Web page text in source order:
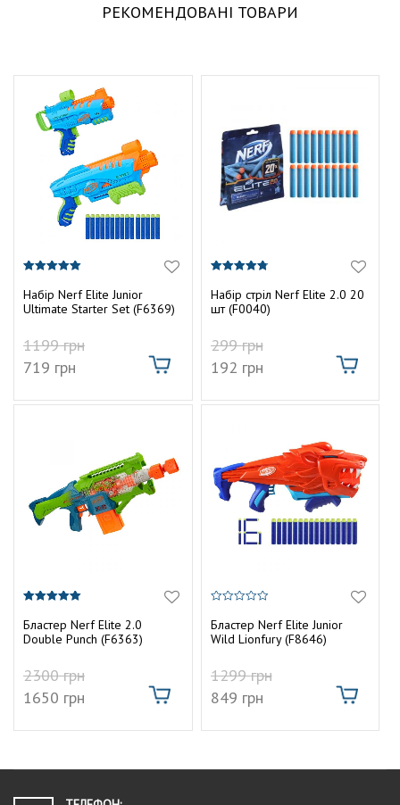
РЕКОМЕНДОВАНІ ТОВАРИ
з 5
Набір Nerf Elite Junior
Ultimate Starter Set (F6369)
1199грн
719 грн
з 5
Набір стріл Nerf Elite 2.0 20
шт (F0040)
299грн
192 грн
з 5
Бластер Nerf Elite 2.0
Double Punch (F6363)
2300грн
1650 грн
з
5
Бластер Nerf Elite Junior
Wild Lionfury (F8646)
1299грн
849 грн